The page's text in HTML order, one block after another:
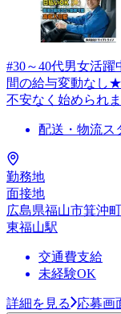
#30～40代男女活
間の給与変動なし
不安なく始められま
配送・物流ス
勤務地
面接地
広島県福山市箕沖町
東福山駅
交通費支給
未経験OK
詳細を見る 応募画